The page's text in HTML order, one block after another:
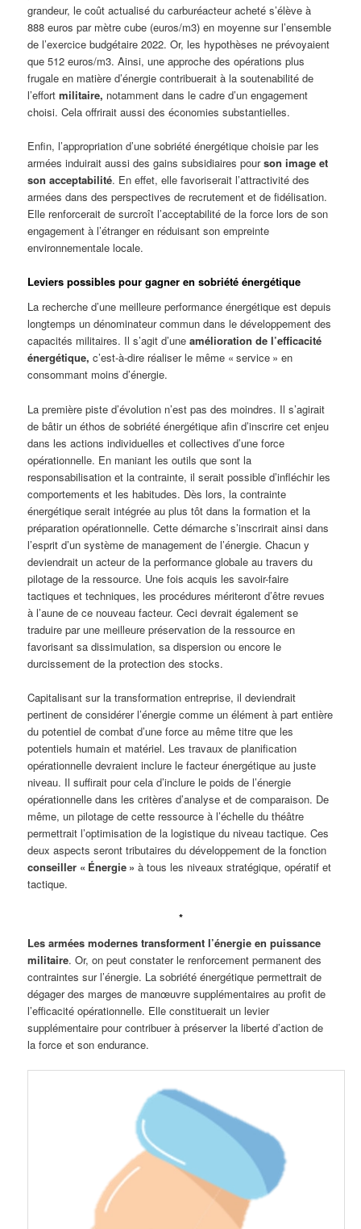
grandeur, le coût actualisé du carburéacteur acheté s’élève à
888 euros par mètre cube (euros/m3) en moyenne sur l’ensemble
de l’exercice budgétaire 2022. Or, les hypothèses ne prévoyaient
que 512 euros/m3. Ainsi, une approche des opérations plus
frugale en matière d’énergie contribuerait à la soutenabilité de
l’effortmilitaire, notamment dans le cadre d’un engagement
choisi. Cela offrirait aussi des économies substantielles.
Enfin, l’appropriation d’une sobriété énergétique choisie par les
armées induirait aussi des gains subsidiaires pourson image et
son acceptabilité. En effet, elle favoriserait l’attractivité des
armées dans des perspectives de recrutement et de fidélisation.
Elle renforcerait de surcroît l’acceptabilité de la force lors de son
engagement à l’étranger en réduisant son empreinte
environnementale locale.
Leviers possibles pour gagner en sobriété énergétique
La recherche d’une meilleure performance énergétique est depuis
longtemps un dénominateur commun dans le développement des
capacités militaires. Il s’agit d’uneamélioration de l’efficacité
énergétique, c’est-à-dire réaliser le même « service » en
consommant moins d’énergie.
La première piste d’évolution n’est pas des moindres. Il s’agirait
de bâtir un éthos de sobriété énergétique afin d’inscrire cet enjeu
dans les actions individuelles et collectives d’une force
opérationnelle. En maniant les outils que sont la
responsabilisation et la contrainte, il serait possible d’infléchir les
comportements et les habitudes. Dès lors, la contrainte
énergétique serait intégrée au plus tôt dans la formation et la
préparation opérationnelle. Cette démarche s’inscrirait ainsi dans
l’esprit d’un système de management de l’énergie. Chacun y
deviendrait un acteur de la performance globale au travers du
pilotage de la ressource. Une fois acquis les savoir-faire
tactiques et techniques, les procédures mériteront d’être revues
à l’aune de ce nouveau facteur. Ceci devrait également se
traduire par une meilleure préservation de la ressource en
favorisant sa dissimulation, sa dispersion ou encore le
durcissement de la protection des stocks.
Capitalisant sur la transformation entreprise, il deviendrait
pertinent de considérer l’énergie comme un élément à part entière
du potentiel de combat d’une force au même titre que les
potentiels humain et matériel. Les travaux de planification
opérationnelle devraient inclure le facteur énergétique au juste
niveau. Il suffirait pour cela d’inclure le poids de l’énergie
opérationnelle dans les critères d’analyse et de comparaison. De
même, un pilotage de cette ressource à l’échelle du théâtre
permettrait l’optimisation de la logistique du niveau tactique. Ces
deux aspects seront tributaires du développement de la fonction
conseiller « Énergie » à tous les niveaux stratégique, opératif et
tactique.
*
Les armées modernes transforment l’énergie en puissance
militaire. Or, on peut constater le renforcement permanent des
contraintes sur l’énergie. La sobriété énergétique permettrait de
dégager des marges de manœuvre supplémentaires au profit de
l’efficacité opérationnelle. Elle constituerait un levier
supplémentaire pour contribuer à préserver la liberté d’action de
la force et son endurance.